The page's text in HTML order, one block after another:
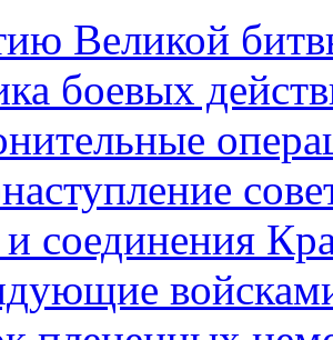
Великой
боевых
соединения